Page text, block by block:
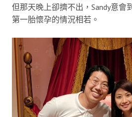
但那天晚上卻擠不出，Sandy意會
第一胎懷孕的情況相若。